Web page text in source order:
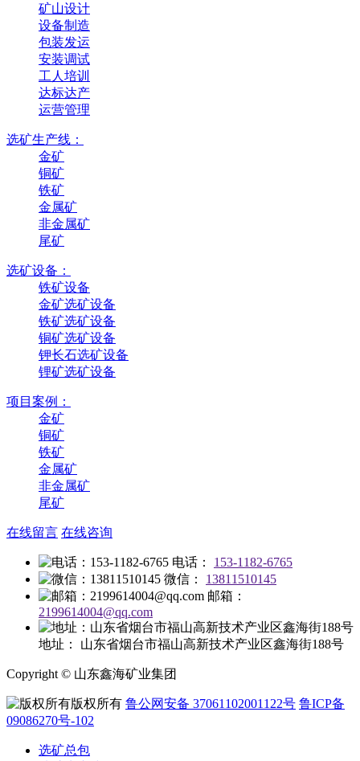
矿山设计
设备制造
包装发运
安装调试
工人培训
达标达产
运营管理
选矿生产线：
金矿
铜矿
铁矿
金属矿
非金属矿
尾矿
选矿设备：
铁矿设备
金矿选矿设备
铁矿选矿设备
铜矿选矿设备
钾长石选矿设备
锂矿选矿设备
项目案例：
金矿
铜矿
铁矿
金属矿
非金属矿
尾矿
在线留言 在线咨询
电话：
153-1182-6765
微信：
13811510145
邮箱：
2199614004@qq.com
地址： 山东省烟台市福山高新技术产业区鑫海街188号
Copyright © 山东鑫海矿业集团
版权所有 鲁公网安备 37061102001122号 鲁ICP备
09086270号-102
选矿总包